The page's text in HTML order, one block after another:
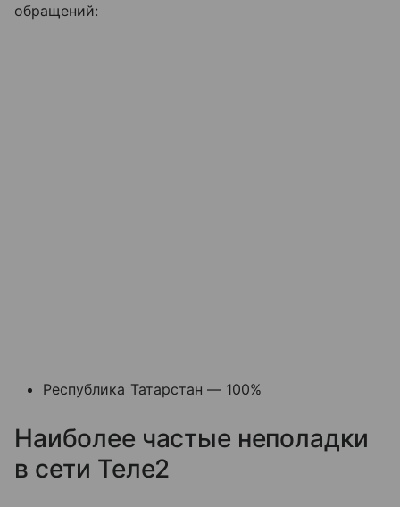
обращений:
Республика Татарстан — 100%
Наиболее частые неполадки
в сети Теле2